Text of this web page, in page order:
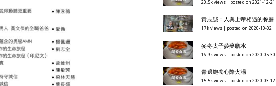
20.5k views posted on 2021-12-21
黃志誠：人與上帝相遇的餐廳
17k views posted on 2020-10-02
麥冬太子參藥膳水
16.9k views posted on 2020-05-30
青邊鮑養心降火湯
15.5k views posted on 2020-03-12